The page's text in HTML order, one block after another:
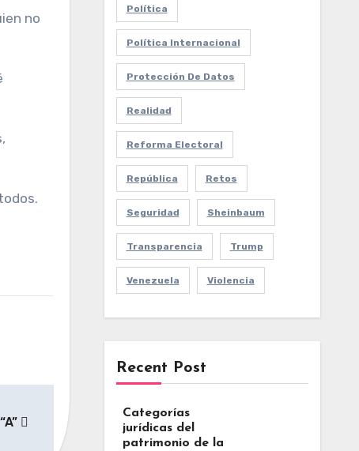
no
Política
Política Internacional
Protección De Datos
Realidad
Reforma Electoral
República Retos
Seguridad Sheinbaum
Transparencia Trump
Venezuela Violencia
Recent Post
Categorías
jurídicas del
patrimonio de la